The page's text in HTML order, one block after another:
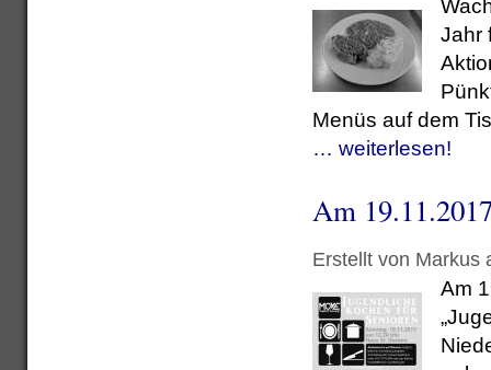
Jahr
Menüs auf dem
… weiterlesen!
Am
Erstellt von Markus
Am